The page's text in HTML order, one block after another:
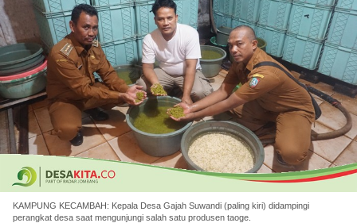
KAMPUNG KECAMBAH: Kepala Desa Gajah Suwandi (paling kiri) didampingi
perangkat desa saat mengunjungi salah satu produsen taoge.